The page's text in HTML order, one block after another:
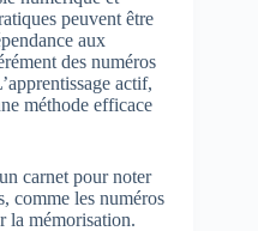
peuvent être
aux
des numéros
actif,
méthode efficace
carnet pour noter
comme les numéros
la mémorisation.